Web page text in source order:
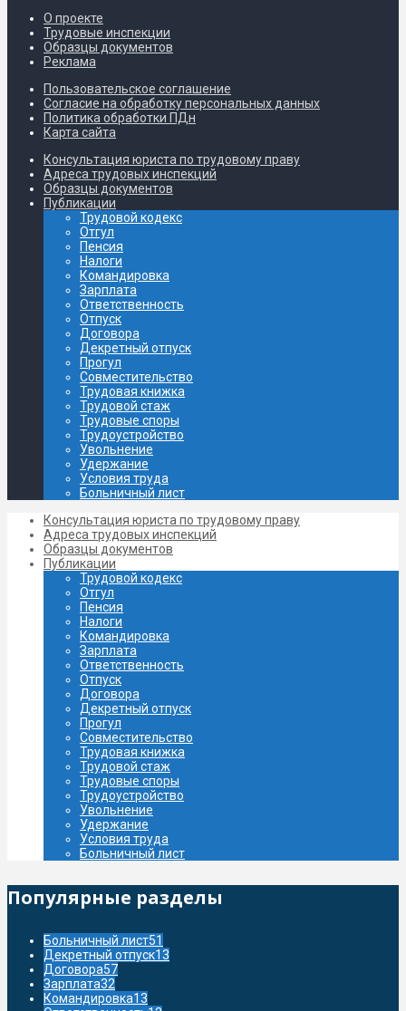
О проекте
Трудовые инспекции
Образцы документов
Реклама
Пользовательское соглашение
Согласие на обработку персональных данных
Политика обработки ПДн
Карта сайта
Консультация юриста по трудовому праву
Адреса трудовых инспекций
Образцы документов
Публикации
Трудовой кодекс
Отгул
Пенсия
Налоги
Командировка
Зарплата
Ответственность
Отпуск
Договора
Декретный отпуск
Прогул
Совместительство
Трудовая книжка
Трудовой стаж
Трудовые споры
Трудоустройство
Увольнение
Удержание
Условия труда
Больничный лист
Консультация юриста по трудовому праву
Адреса трудовых инспекций
Образцы документов
Публикации
Трудовой кодекс
Отгул
Пенсия
Налоги
Командировка
Зарплата
Ответственность
Отпуск
Договора
Декретный отпуск
Прогул
Совместительство
Трудовая книжка
Трудовой стаж
Трудовые споры
Трудоустройство
Увольнение
Удержание
Условия труда
Больничный лист
Популярные разделы
Больничный лист51
Декретный отпуск13
Договора57
Зарплата32
Командировка13